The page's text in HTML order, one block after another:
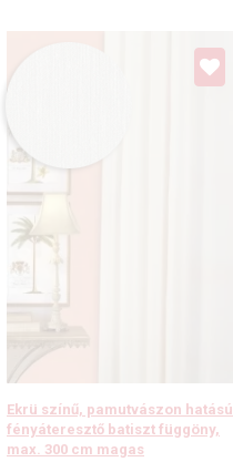
Ekrü színű, pamutvászon hatású
fényáteresztő batiszt függöny,
max. 300 cm magas